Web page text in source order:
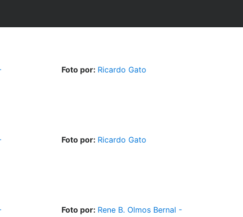
Foto por: Ricardo Gato
Foto por: Ricardo Gato
Foto por: Rene B. Olmos Bernal -